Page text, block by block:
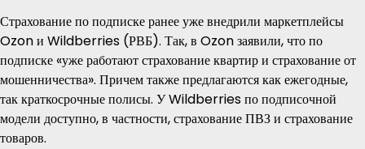
Страхование по подписке ранее уже внедрили маркетплейсы
Ozon и Wildberries (РВБ). Так, в Ozon заявили, что по
подписке «уже работают страхование квартир и страхование от
мошенничества». Причем также предлагаются как ежегодные,
так краткосрочные полисы. У Wildberries по подписочной
модели доступно, в частности, страхование ПВЗ и страхование
товаров.